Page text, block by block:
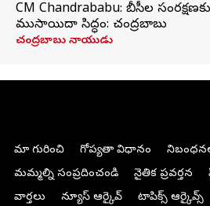
CM Chandrababu: బీసీల సంరక్షణకు
ముసాయిదా సిద్ధం: చంద్రబాబు
చంద్రబాబు నాయుడు
మా గురించి గోప్యతా విధానం
మమ్మల్ని సంప్రదించండి
నైతిక ప్రవర్తన
వార్తలు
న్యూస్ ఆర్కైవ్ టాపిక్స్ ఆర్కైవ్స్